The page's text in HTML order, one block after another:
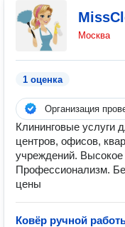
Москва
1 оценка
Организация
Клининговые услуги
центров, офисов,
учреждений. Высокое
Профессионализм.
цены
Ковёр ручной